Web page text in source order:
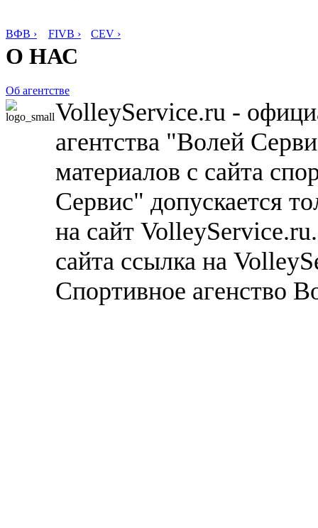
ВФВ › FIVB › CEV ›
О НАС
Об агентстве
VolleyService.ru -
агентства "Волей
материалов с сайта
Сервис" допускается
на сайт
сайта ссылка на
Спортивное агенство